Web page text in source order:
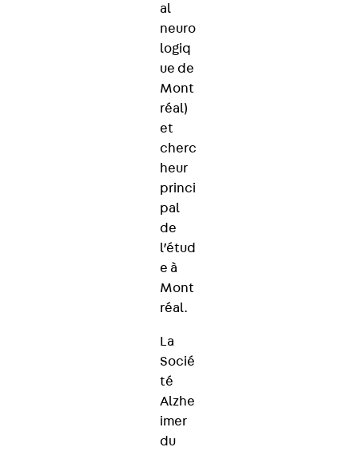
al
neuro
logiq
ue de
Mont
réal)
et
cherc
heur
princi
pal
de
l’étud
e à
Mont
réal.
La
Socié
té
Alzhe
imer
du